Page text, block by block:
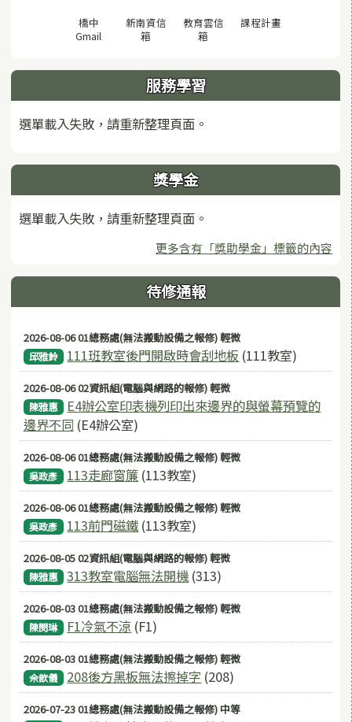
橋中
Gmail (另開視窗)
新南資信
箱
教育雲信
箱
課程計畫(另開視窗)
服務學習
選單載入失敗，請重新整理頁面。
獎學金
選單載入失敗，請重新整理頁面。
更多含有「獎助學金」標籤的內容
待修通報
2026-08-06 01總務處(無法搬動設備之報修) 輕微
邱雅鈴 111班教室後門開啟時會刮地板 (111教室)
2026-08-06 02資訊組(電腦與網路的報修) 輕微
陳雅惠
E4辦公室印表機列印出來邊界的與螢幕預覽的
邊界不同 (E4辦公室)
2026-08-06 01總務處(無法搬動設備之報修) 輕微
吳政彥 113走廊窗簾 (113教室)
2026-08-06 01總務處(無法搬動設備之報修) 輕微
吳政彥 113前門磁鐵 (113教室)
2026-08-05 02資訊組(電腦與網路的報修) 輕微
陳雅惠 313教室電腦無法開機 (313)
2026-08-03 01總務處(無法搬動設備之報修) 輕微
陳閔琳 F1冷氣不涼 (F1)
2026-08-03 01總務處(無法搬動設備之報修) 輕微
佘歆儀 208後方黑板無法擦掉字 (208)
2026-07-23 01總務處(無法搬動設備之報修) 中等